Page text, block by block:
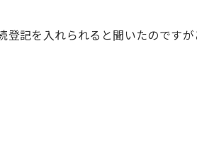
登記を入れられると聞いたのです